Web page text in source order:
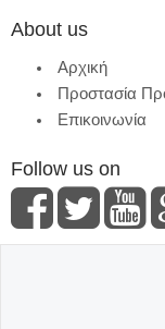
About us
Αρχική
Προστασία
Επικοινωνία
Follow us on